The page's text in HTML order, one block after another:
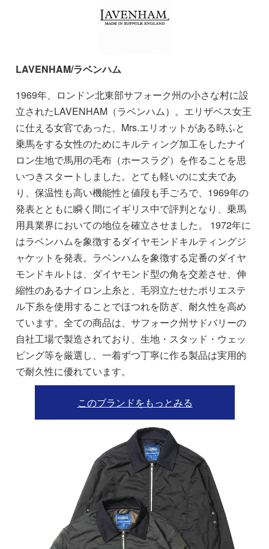
LAVENHAM/ラベンハム
1969年、ロンドン北東部サフォーク州の小さな村に設
立されたLAVENHAM（ラベンハム）。エリザベス女王
に仕える女官であった、Mrs.エリオットがある時ふと
乗馬をする女性のためにキルティング加工をしたナイ
ロン生地で馬用の毛布（ホースラグ）を作ることを思
いつきスタートしました。とても軽いのに丈夫であ
り、保温性も高い機能性と値段も手ごろで、1969年の
発表とともに瞬く間にイギリス中で評判となり、乗馬
用具業界においての地位を確立させました。 1972年に
はラベンハムを象徴するダイヤモンドキルティングジ
ャケットを発表。ラベンハムを象徴する定番のダイヤ
モンドキルトは、ダイヤモンド型の角を交差させ、伸
縮性のあるナイロン上糸と、毛羽立たせたポリエステ
ル下糸を使用することでほつれを防ぎ、耐久性を高め
ています。全ての商品は、サフォーク州サドバリーの
自社工場で製造されており、生地・スタッド・ウェッ
ビング等を厳選し、一着ずつ丁寧に作る製品は実用的
で耐久性に優れています。
このブランドをもっとみる